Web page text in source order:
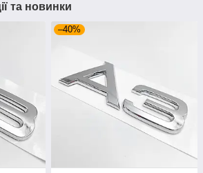
та новинки
–40%